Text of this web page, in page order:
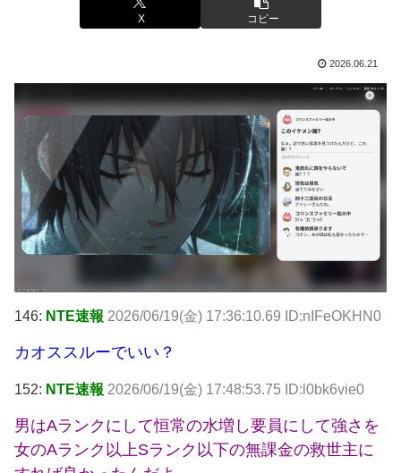
X コピー
2026.06.21
146: NTE速報 2026/06/19(金) 17:36:10.69 ID:nIFeOKHN0
カオススルーでいい？
152: NTE速報 2026/06/19(金) 17:48:53.75 ID:l0bk6vie0
男はAランクにして恒常の水増し要員にして強さを
女のAランク以上Sランク以下の無課金の救世主に